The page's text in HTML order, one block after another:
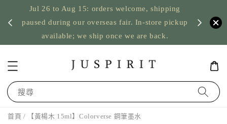
Jul 26 to Aug 15: orders welcome, shipping
paused during our overseas fair. In-store pickup
available; we ship once we are back.
US
搜尋
首頁 / 【黃楊木 15ml】Colorverse 鋼筆墨水